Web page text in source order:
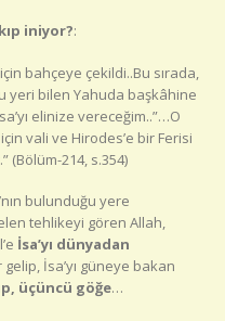
iniyor?:
bahçeye çekildi..Bu sırada,
yeri bilen Yahuda başkâhine
elinize vereceğim..”…O
vali ve Hirodes’e bir Ferisi
(Bölüm-214, s.354)
bulunduğu yere
tehlikeyi gören Allah,
İsa’yı dünyadan
İsa’yı güneye bakan
üçüncü göğe…